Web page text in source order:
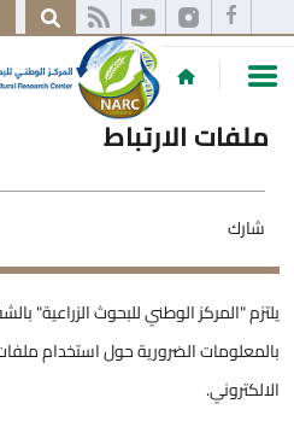
ملفات الارتباط
شارك
يلتزم "المركز الوطني للبحوث الزراعية"
بالمعلومات الضرورية حول استخدام
الالكتروني.